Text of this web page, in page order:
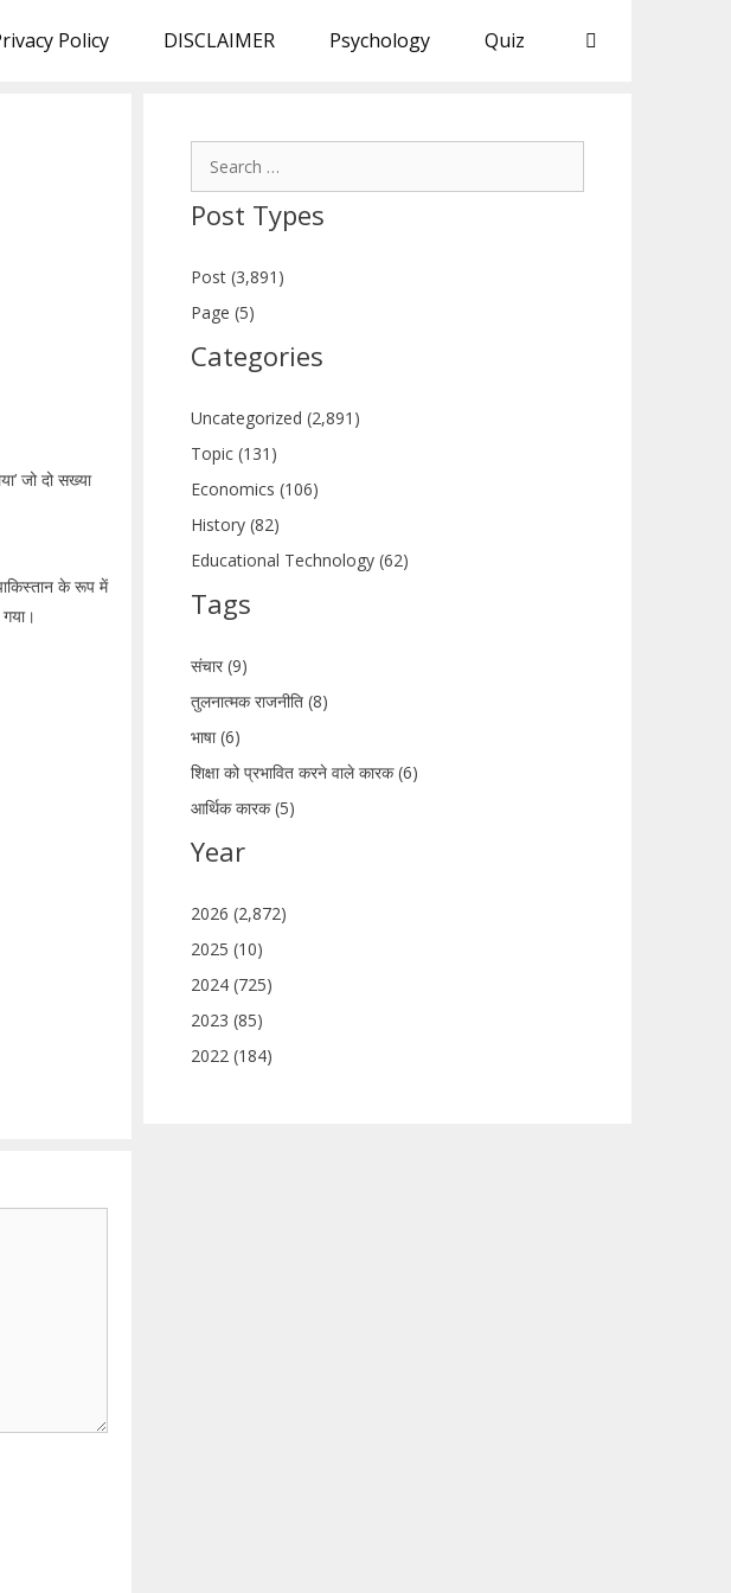
Policy DISCLAIMER Psychology Quiz
जो दो सख्या
के रूप में
Post Types
Post (3,891)
Page (5)
Categories
Uncategorized (2,891)
Topic (131)
Economics (106)
History (82)
Educational Technology (62)
Tags
संचार (9)
तुलनात्मक राजनीति (8)
भाषा (6)
शिक्षा को प्रभावित करने वाले कारक (6)
आर्थिक कारक (5)
Year
2026 (2,872)
2025 (10)
2024 (725)
2023 (85)
2022 (184)